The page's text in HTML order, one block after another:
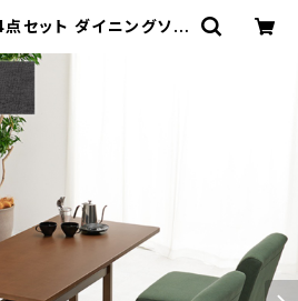
セット ダイニングソフ
| 家具テイスト